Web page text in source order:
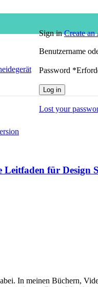
Sign inCreate an
Benutzername
Password *
Log in
Lost your
für Design
In meinen Büchern,